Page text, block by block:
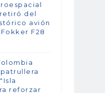
del
avión
F28
reforzar